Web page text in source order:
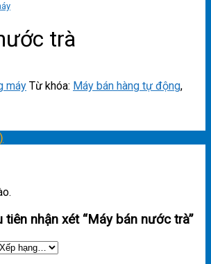
trà
máy Từ khóa: Máy bán hàng tự động,
tiên nhận xét “Máy bán nước trà”